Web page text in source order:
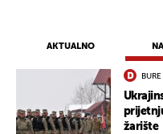
AKTUALNO
žarište